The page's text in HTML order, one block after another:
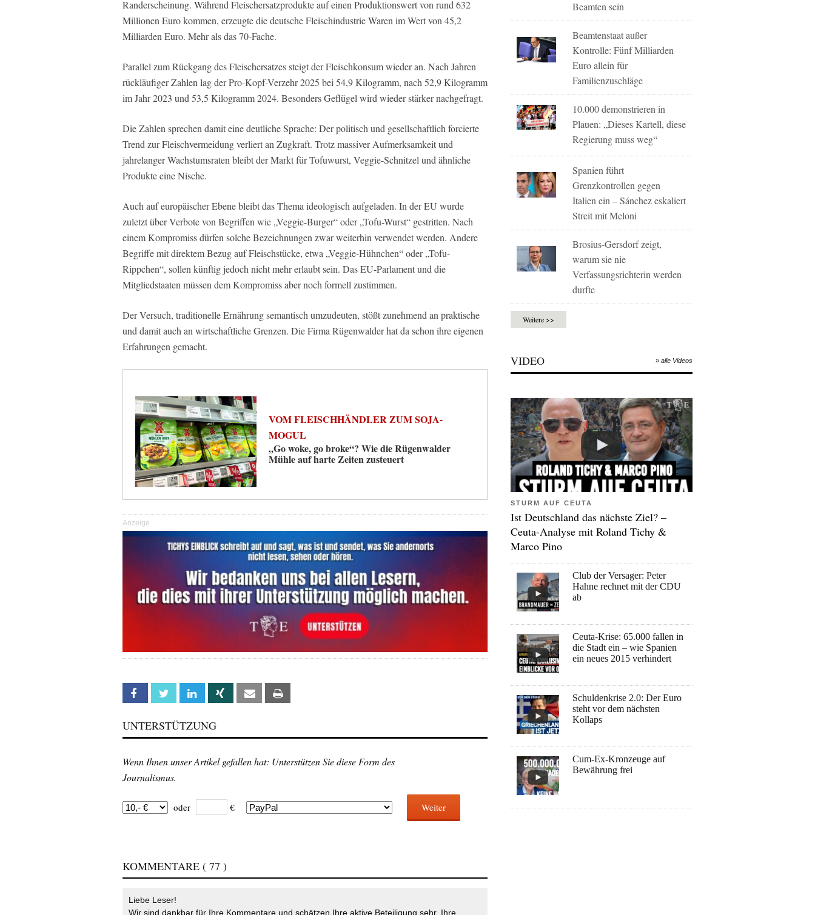
Randerscheinung. Während Fleischersatzprodukte auf einen Produktionswert von rund 632
Millionen Euro kommen, erzeugte die deutsche Fleischindustrie Waren im Wert von 45,2
Milliarden Euro. Mehr als das 70-Fache.
Parallel zum Rückgang des Fleischersatzes steigt der Fleischkonsum wieder an. Nach Jahren
rückläufiger Zahlen lag der Pro-Kopf-Verzehr 2025 bei 54,9 Kilogramm, nach 52,9 Kilogramm
im Jahr 2023 und 53,5 Kilogramm 2024. Besonders Geflügel wird wieder stärker nachgefragt.
Die Zahlen sprechen damit eine deutliche Sprache: Der politisch und gesellschaftlich forcierte
Trend zur Fleischvermeidung verliert an Zugkraft. Trotz massiver Aufmerksamkeit und
jahrelanger Wachstumsraten bleibt der Markt für Tofuwurst, Veggie-Schnitzel und ähnliche
Produkte eine Nische.
Auch auf europäischer Ebene bleibt das Thema ideologisch aufgeladen. In der EU wurde
zuletzt über Verbote von Begriffen wie „Veggie-Burger“ oder „Tofu-Wurst“ gestritten. Nach
einem Kompromiss dürfen solche Bezeichnungen zwar weiterhin verwendet werden. Andere
Begriffe mit direktem Bezug auf Fleischstücke, etwa „Veggie-Hühnchen“ oder „Tofu-
Rippchen“, sollen künftig jedoch nicht mehr erlaubt sein. Das EU-Parlament und die
Mitgliedstaaten müssen dem Kompromiss aber noch formell zustimmen.
Der Versuch, traditionelle Ernährung semantisch umzudeuten, stößt zunehmend an praktische
und damit auch an wirtschaftliche Grenzen. Die Firma Rügenwalder hat da schon ihre eigenen
Erfahrungen gemacht.
VOM FLEISCHHÄNDLER ZUM SOJA-
MOGUL
„Go woke, go broke“? Wie die Rügenwalder
Mühle auf harte Zeiten zusteuert
Anzeige
Facebook Twitter Linkedin Xing Email
UNTERSTÜTZUNG
Wenn Ihnen unser Artikel gefallen hat: Unterstützen Sie diese Form des
Journalismus.
oder € Weiter
KOMMENTARE ( 77 )
Liebe Leser!
Wir sind dankbar für Ihre Kommentare und schätzen Ihre aktive Beteiligung sehr. Ihre
Beamten sein
Beamtenstaat außer
Kontrolle: Fünf Milliarden
Euro allein für
Familienzuschläge
10.000 demonstrieren in
Plauen: „Dieses Kartell, diese
Regierung muss weg“
Spanien führt
Grenzkontrollen gegen
Italien ein – Sánchez eskaliert
Streit mit Meloni
Brosius-Gersdorf zeigt,
warum sie nie
Verfassungsrichterin werden
durfte
Weitere >>
VIDEO » alle Videos
STURM AUF CEUTA
Ist Deutschland das nächste Ziel? –
Ceuta-Analyse mit Roland Tichy &
Marco Pino
Club der Versager: Peter
Hahne rechnet mit der CDU
ab
Ceuta-Krise: 65.000 fallen in
die Stadt ein – wie Spanien
ein neues 2015 verhindert
Schuldenkrise 2.0: Der Euro
steht vor dem nächsten
Kollaps
Cum-Ex-Kronzeuge auf
Bewährung frei